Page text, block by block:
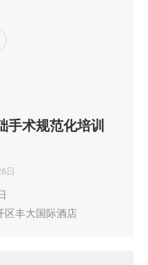
术规范化培训
日
区丰大国际酒店